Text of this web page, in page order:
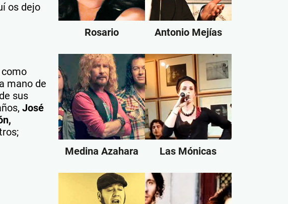
os dejo
mano de
sus
José
Rosario Antonio Mejías
Medina Azahara Las Mónicas